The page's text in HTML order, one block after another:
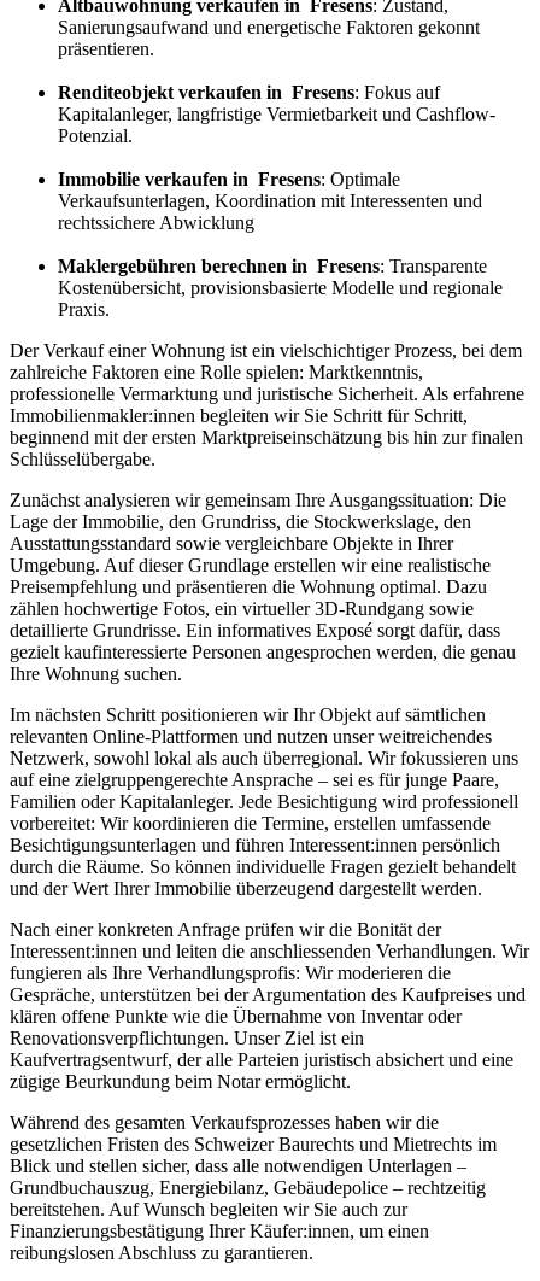
Altbauwohnung verkaufen in Fresens: Zustand,
Sanierungsaufwand und energetische Faktoren gekonnt
präsentieren.
Renditeobjekt verkaufen in Fresens: Fokus auf
Kapitalanleger, langfristige Vermietbarkeit und Cashflow-
Potenzial.
Immobilie verkaufen in Fresens: Optimale
Verkaufsunterlagen, Koordination mit Interessenten und
rechtssichere Abwicklung
Maklergebühren berechnen in Fresens: Transparente
Kostenübersicht, provisionsbasierte Modelle und regionale
Praxis.
Der Verkauf einer Wohnung ist ein vielschichtiger Prozess, bei dem
zahlreiche Faktoren eine Rolle spielen: Marktkenntnis,
professionelle Vermarktung und juristische Sicherheit. Als erfahrene
Immobilienmakler:innen begleiten wir Sie Schritt für Schritt,
beginnend mit der ersten Marktpreiseinschätzung bis hin zur finalen
Schlüsselübergabe.
Zunächst analysieren wir gemeinsam Ihre Ausgangssituation: Die
Lage der Immobilie, den Grundriss, die Stockwerkslage, den
Ausstattungsstandard sowie vergleichbare Objekte in Ihrer
Umgebung. Auf dieser Grundlage erstellen wir eine realistische
Preisempfehlung und präsentieren die Wohnung optimal. Dazu
zählen hochwertige Fotos, ein virtueller 3D-Rundgang sowie
detaillierte Grundrisse. Ein informatives Exposé sorgt dafür, dass
gezielt kaufinteressierte Personen angesprochen werden, die genau
Ihre Wohnung suchen.
Im nächsten Schritt positionieren wir Ihr Objekt auf sämtlichen
relevanten Online-Plattformen und nutzen unser weitreichendes
Netzwerk, sowohl lokal als auch überregional. Wir fokussieren uns
auf eine zielgruppengerechte Ansprache – sei es für junge Paare,
Familien oder Kapitalanleger. Jede Besichtigung wird professionell
vorbereitet: Wir koordinieren die Termine, erstellen umfassende
Besichtigungsunterlagen und führen Interessent:innen persönlich
durch die Räume. So können individuelle Fragen gezielt behandelt
und der Wert Ihrer Immobilie überzeugend dargestellt werden.
Nach einer konkreten Anfrage prüfen wir die Bonität der
Interessent:innen und leiten die anschliessenden Verhandlungen. Wir
fungieren als Ihre Verhandlungsprofis: Wir moderieren die
Gespräche, unterstützen bei der Argumentation des Kaufpreises und
klären offene Punkte wie die Übernahme von Inventar oder
Renovationsverpflichtungen. Unser Ziel ist ein
Kaufvertragsentwurf, der alle Parteien juristisch absichert und eine
zügige Beurkundung beim Notar ermöglicht.
Während des gesamten Verkaufsprozesses haben wir die
gesetzlichen Fristen des Schweizer Baurechts und Mietrechts im
Blick und stellen sicher, dass alle notwendigen Unterlagen –
Grundbuchauszug, Energiebilanz, Gebäudepolice – rechtzeitig
bereitstehen. Auf Wunsch begleiten wir Sie auch zur
Finanzierungsbestätigung Ihrer Käufer:innen, um einen
reibungslosen Abschluss zu garantieren.